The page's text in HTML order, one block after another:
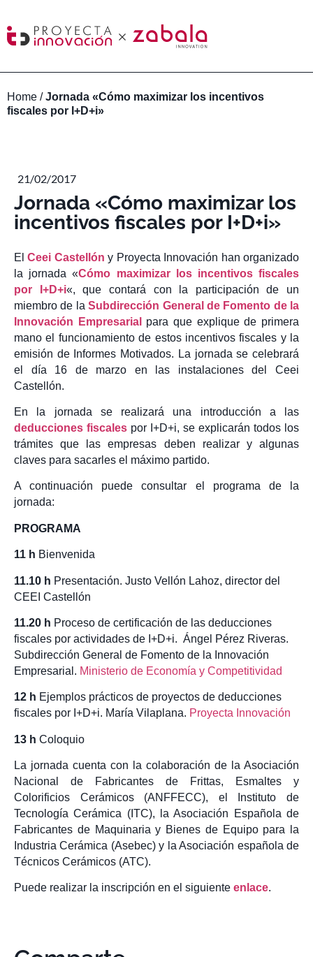
Home /Jornada «Cómo maximizar los incentivos
fiscales por I+D+i»
21/02/2017
Jornada «Cómo maximizar los
incentivos fiscales por I+D+i»
ElCeei Castellón y Proyecta Innovación han organizado
la jornada «Cómo maximizar los incentivos fiscales
por I+D+i«, que contará con la participación de un
miembro de laSubdirección General de Fomento de la
Innovación Empresarial
para que explique de primera
mano el funcionamiento de estos incentivos fiscales y la
emisión de Informes Motivados. La jornada se celebrará
el día 16 de marzo en las instalaciones del Ceei
Castellón.
En la jornada se realizará una introducción a las
deducciones fiscales por I+D+i, se explicarán todos los
trámites que las empresas deben realizar y algunas
claves para sacarles el máximo partido.
A continuación puede consultar el programa de la
jornada:
PROGRAMA
11 h Bienvenida
11.10 h Presentación. Justo Vellón Lahoz, director del
CEEI Castellón
11.20 h Proceso de certificación de las deducciones
fiscales por actividades de I+D+i. Ángel Pérez Riveras.
Subdirección General de Fomento de la Innovación
Empresarial. Ministerio de Economía y Competitividad
12 h Ejemplos prácticos de proyectos de deducciones
fiscales por I+D+i. María Vilaplana. Proyecta Innovación
13 h Coloquio
La jornada cuenta con la colaboración de la Asociación
Nacional de Fabricantes de Frittas, Esmaltes y
Colorificios Cerámicos (ANFFECC), el Instituto de
Tecnología Cerámica (ITC), la Asociación Española de
Fabricantes de Maquinaria y Bienes de Equipo para la
Industria Cerámica (Asebec) y la Asociación española de
Técnicos Cerámicos (ATC).
Puede realizar la inscripción en el siguiente enlace.